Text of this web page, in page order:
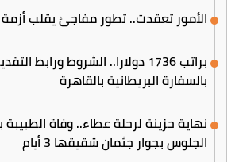
الأمور تعقدت.. تطور مفاجئ يقلب أزمة
براتب 1736 دولارا.. الشروط
بالسفارة البريطانية بالقاهرة
نهاية حزينة لرحلة عطاء.. وفاة
الجلوس بجوار جثمان شقيقها 3 أيام